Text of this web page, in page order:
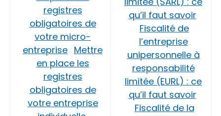
registres
obligatoires de
votre micro-
entreprise Mettre
en place les
registres
obligatoires de
votre entreprise
qu’il faut savoir
Fiscalité de
l’entreprise
unipersonnelle à
responsabilité
limitée (EURL) : ce
qu’il faut savoir
Fiscalité de la